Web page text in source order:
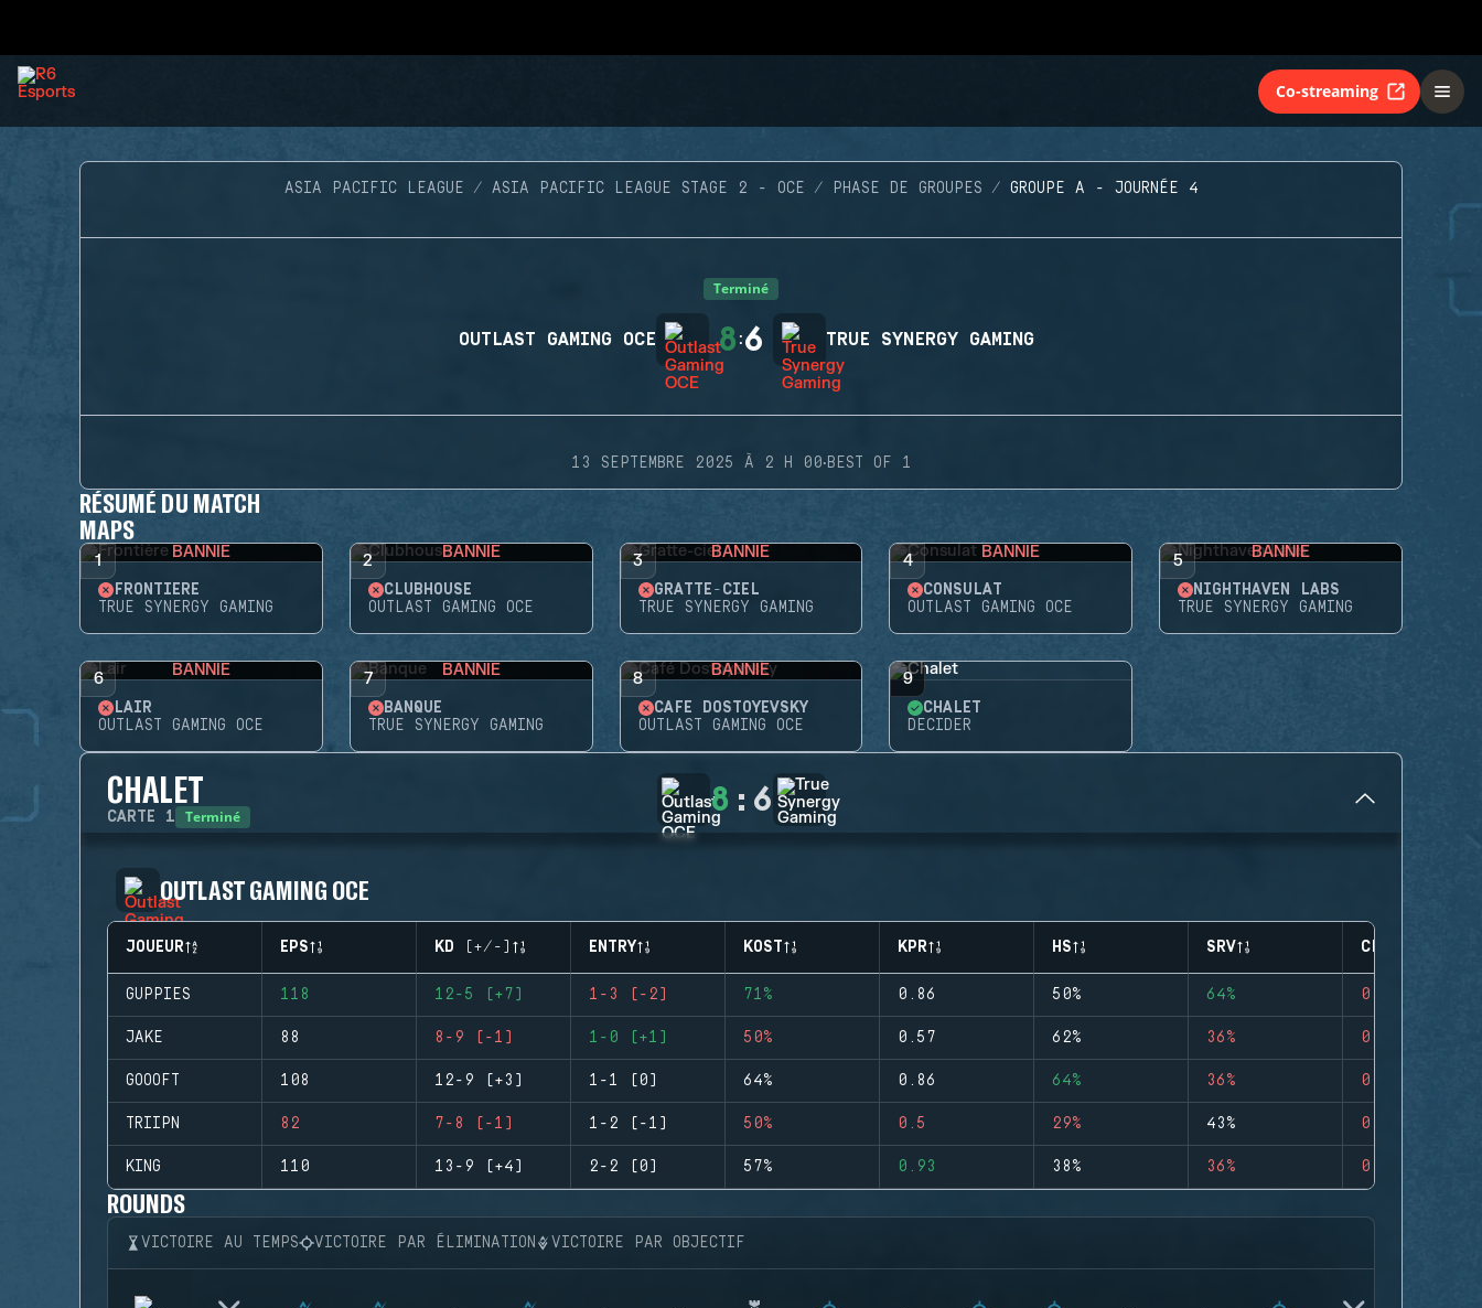
Co-streaming
ASIA PACIFIC LEAGUE ASIA PACIFIC LEAGUE STAGE 2 - OCE PHASE DE GROUPES GROUPE A - JOURNÉE 4
Terminé
OUTLAST GAMING OCE 8 :6 TRUE SYNERGY GAMING
13 SEPTEMBRE 2025 À 2 H 00·BEST OF 1
RÉSUMÉ DU MATCH
MAPS
1 BANNIE
FRONTIÈRE
TRUE SYNERGY GAMING
2 BANNIE
CLUBHOUSE
OUTLAST GAMING OCE
3 BANNIE
GRATTE-CIEL
TRUE SYNERGY GAMING
4 BANNIE
CONSULAT
OUTLAST GAMING OCE
5 BANNIE
NIGHTHAVEN LABS
TRUE SYNERGY GAMING
6 BANNIE
LAIR
OUTLAST GAMING OCE
7 BANNIE
BANQUE
TRUE SYNERGY GAMING
8 BANNIE
CAFÉ DOSTOYEVSKY
OUTLAST GAMING OCE
9
CHALET
DECIDER
CHALET
CARTE 1 Terminé 8 : 6
OUTLAST GAMING OCE
JOUEUR EPS KD (+/-) ENTRY KOST KPR HS SRV CLUTCHES
GUPPIES 118 12-5 (+7) 1-3 (-2) 71% 0.86 50% 64% 0
JAKE 88 8-9 (-1) 1-0 (+1) 50% 0.57 62% 36% 0
GOOOFT 108 12-9 (+3) 1-1 (0) 64% 0.86 64% 36% 0
TRIIPN 82 7-8 (-1) 1-2 (-1) 50% 0.5 29% 43% 0
KING 110 13-9 (+4) 2-2 (0) 57% 0.93 38% 36% 0
ROUNDS
VICTOIRE AU TEMPS VICTOIRE PAR ÉLIMINATION VICTOIRE PAR OBJECTIF